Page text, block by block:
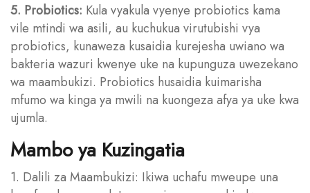
5. Probiotics: Kula vyakula vyenye probiotics kama
vile mtindi wa asili, au kuchukua virutubishi vya
probiotics, kunaweza kusaidia kurejesha uwiano wa
bakteria wazuri kwenye uke na kupunguza uwezekano
wa maambukizi. Probiotics husaidia kuimarisha
mfumo wa kinga ya mwili na kuongeza afya ya uke kwa
ujumla.
Mambo ya Kuzingatia
1. Dalili za Maambukizi: Ikiwa uchafu mweupe una